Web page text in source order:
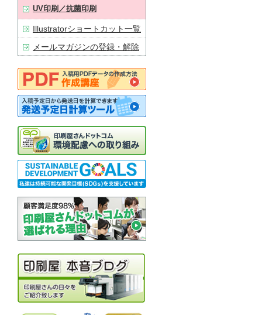
UV印刷／抗菌印刷
Illustratorショートカット一覧
メールマガジンの登録・解除